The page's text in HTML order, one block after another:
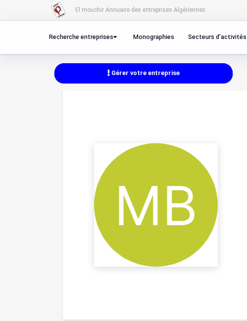
El mouchir Annuaire des entreprises Algériennes
Recherche entreprises Monographies Secteurs d’activités
Gérer votre entreprise